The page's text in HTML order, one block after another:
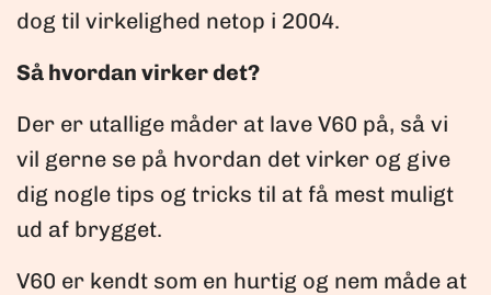
dog til virkelighed netop i 2004.
Så hvordan virker det?
Der er utallige måder at lave V60 på, så vi
vil gerne se på hvordan det virker og give
dig nogle tips og tricks til at få mest muligt
ud af brygget.
V60 er kendt som en hurtig og nem måde at